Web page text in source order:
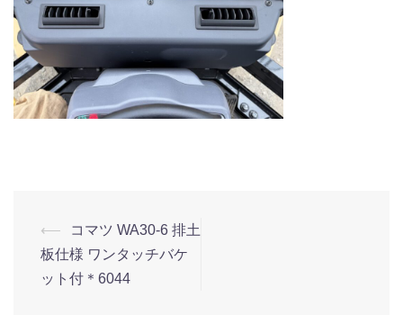
⟵
コマツ WA30-6 排土
板仕様 ワンタッチバケ
ット付＊6044